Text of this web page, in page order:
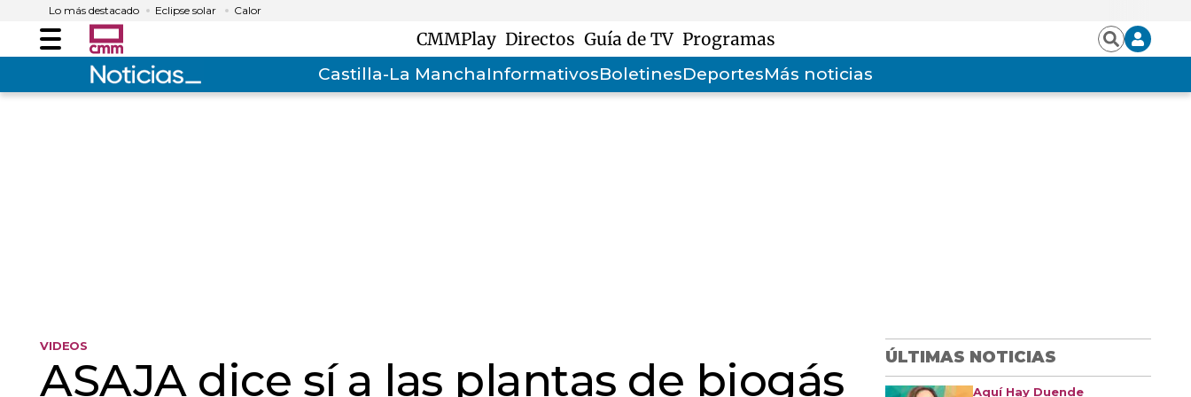
Lo más destacado Eclipse solar Calor
Menú CMMPlay Directos Guía de TV Programas BuscarIniciar
sesión
Castilla-La ManchaInformativosBoletinesDeportesMás noticias
VIDEOS
ASAJA dice sí a las plantas de biogás ÚLTIMAS NOTICIAS
Aquí Hay Duende